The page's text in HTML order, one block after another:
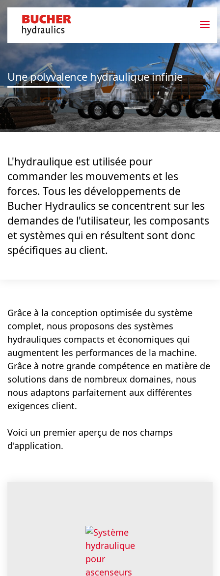
Une polyvalence hydraulique infinie
L'hydraulique est utilisée pour
commander les mouvements et les
forces. Tous les développements de
Bucher Hydraulics se concentrent sur les
demandes de l'utilisateur, les composants
et systèmes qui en résultent sont donc
spécifiques au client.
Grâce à la conception optimisée du système
complet, nous proposons des systèmes
hydrauliques compacts et économiques qui
augmentent les performances de la machine.
Grâce à notre grande compétence en matière de
solutions dans de nombreux domaines, nous
nous adaptons parfaitement aux différentes
exigences client.
Voici un premier aperçu de nos champs
d'application.